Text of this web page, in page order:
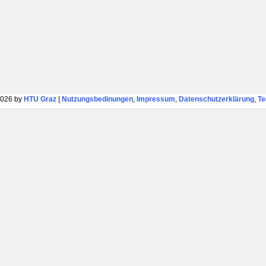
by HTU Graz| Nutzungsbedinungen, Impressum, Datenschutzerklärung,